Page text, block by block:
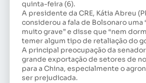
quinta-feira (6).
A presidente da CRE, Kátia Abreu
considerou a fala de Bolsonaro uma
muito grave” e disse que “nem
temer algum tipo de retaliação do
A principal preocupação da
grande exportação de setores de
para a China, especialmente o
ser prejudicada.